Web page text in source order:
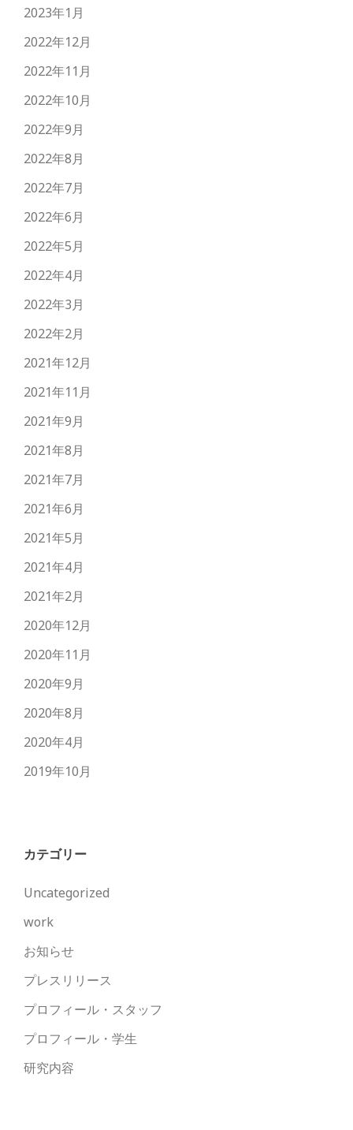
2023年1月
2022年12月
2022年11月
2022年10月
2022年9月
2022年8月
2022年7月
2022年6月
2022年5月
2022年4月
2022年3月
2022年2月
2021年12月
2021年11月
2021年9月
2021年8月
2021年7月
2021年6月
2021年5月
2021年4月
2021年2月
2020年12月
2020年11月
2020年9月
2020年8月
2020年4月
2019年10月
カテゴリー
Uncategorized
work
お知らせ
プレスリリース
プロフィール・スタッフ
プロフィール・学生
研究内容